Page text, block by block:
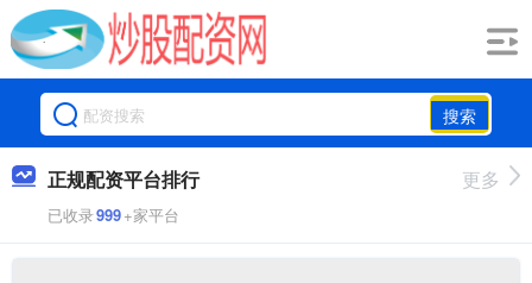
搜索
正规配资平台排行
已收录999+家平台
更多